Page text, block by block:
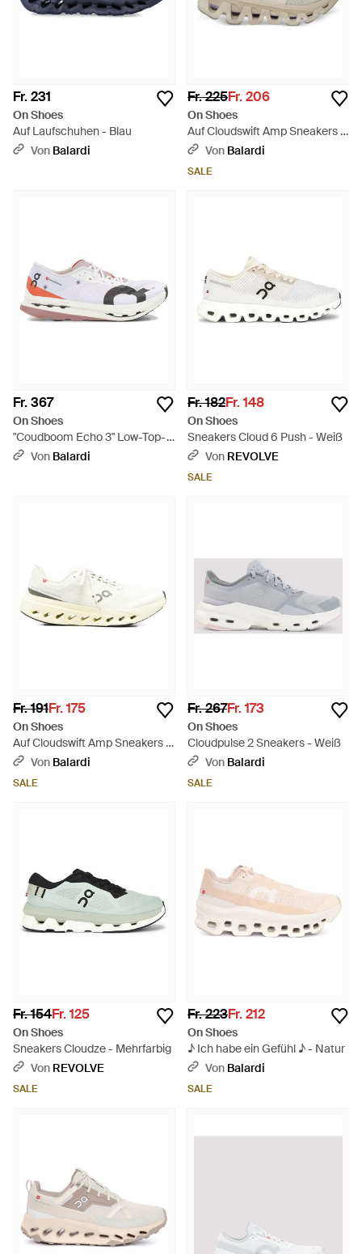
Fr. 231
On Shoes
Auf Laufschuhen - Blau
Von Balardi
Fr. 225Fr. 206
On Shoes
Auf Cloudswift Amp Sneakers -
WeißVon Balardi
SALE
Fr. 367
On Shoes
"Coudboom Echo 3" Low-Top-
Sneaker. - Weiß
Von Balardi
Fr. 182Fr. 148
On Shoes
Sneakers Cloud 6 Push - Weiß
Von REVOLVE
SALE
Fr. 191Fr. 175
On Shoes
Auf Cloudswift Amp Sneakers -
WeißVon Balardi
SALE
Fr. 267Fr. 173
On Shoes
Cloudpulse 2 Sneakers - Weiß
Von Balardi
SALE
Fr. 154Fr. 125
On Shoes
Sneakers Cloudze - Mehrfarbig
Von REVOLVE
SALE
Fr. 223Fr. 212
On Shoes
♪ Ich habe ein Gefühl ♪ - Natur
Von Balardi
SALE